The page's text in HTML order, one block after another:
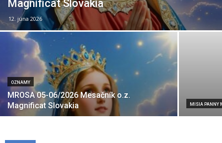
Magnificat Slovakia
12. júna 2026
OZNAMY
MROSA 05-06/2026 Mesačník o.z.
Magnificat Slovakia
MISIA PANNY